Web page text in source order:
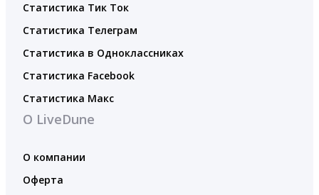
Статистика Тик Ток
Статистика Телеграм
Статистика в Одноклассниках
Статистика Facebook
Статистика Макс
О LiveDune
О компании
Оферта